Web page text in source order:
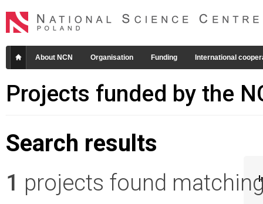
About NCN Organisation Funding International
Projects funded by the
Search results
1 projects found